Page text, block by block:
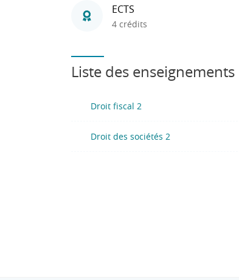
ECTS
4 crédits
Liste des enseignements
Droit fiscal 2
Droit des sociétés 2